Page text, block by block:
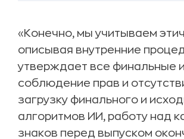
«Конечно, мы учитываем
описывая внутренние
утверждает все финальные
соблюдение прав и
загрузку финального и
алгоритмов ИИ, работу над
знаков перед выпуском